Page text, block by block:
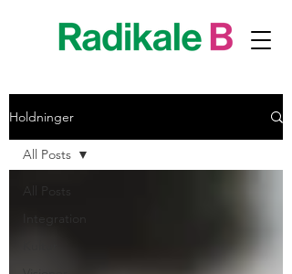
Holdninger
All Posts
Integration
All Posts